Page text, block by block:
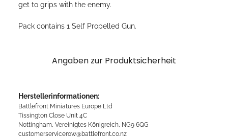
get to grips with the enemy.
Pack contains 1 Self Propelled Gun.
Angaben zur Produktsicherheit
Herstellerinformationen:
Battlefront Miniatures Europe Ltd
Tissington Close Unit 4C
Nottingham, Vereinigtes Königreich, NG9 6QG
customerservicerow@battlefront.co.nz